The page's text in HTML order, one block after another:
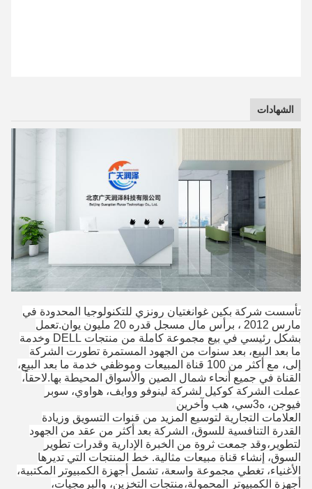
الشهادات
تأسست شركة بكين غوانغتيان رونزي للتكنولوجيا المحدودة في
مارس 2012 ، برأس مال مسجل قدره 20 مليون يوان.تعمل
بشكل رئيسي في بيع مجموعة كاملة من منتجات DELL وخدمة
ما بعد البيع، بعد سنوات من الجهود المستمرة تطورت الشركة
إلى، مع أكثر من 100 قناة المبيعات وموظفي خدمة ما بعد البيع،
القناة في جميع أنحاء شمال الصين والأسواق المحيطة بها.لاحقاً،
عملت الشركة كوكيل لشركة لينوفو ووايف، هواوي، سوبر
فيوجن، ه3سي، هب وآخرين
العلامات التجارية لتوسيع المزيد من قنوات التسويق وزيادة
القدرة التنافسية للسوق، الشركة بعد أكثر من عقد من الجهود
لتطوير،وقد جمعت ثروة من الخبرة الإدارية وقدرات تطوير
السوق، إنشاء قناة مبيعات مثالية. خط المنتجات التي تديرها
الأغنياء، تغطي مجموعة واسعة، تشمل أجهزة الكمبيوتر المكتبية،
أجهزة الكمبيوتر المحمولة،منتجات التخزين، والبرمجيات،